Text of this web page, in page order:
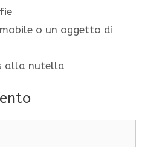
o un oggetto di
alla nutella